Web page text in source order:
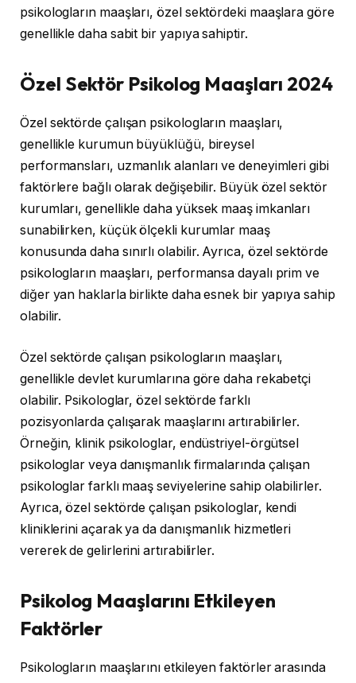
psikologların maaşları, özel sektördeki maaşlara göre
genellikle daha sabit bir yapıya sahiptir.
Özel Sektör Psikolog Maaşları 2024
Özel sektörde çalışan psikologların maaşları,
genellikle kurumun büyüklüğü, bireysel
performansları, uzmanlık alanları ve deneyimleri gibi
faktörlere bağlı olarak değişebilir. Büyük özel sektör
kurumları, genellikle daha yüksek maaş imkanları
sunabilirken, küçük ölçekli kurumlar maaş
konusunda daha sınırlı olabilir. Ayrıca, özel sektörde
psikologların maaşları, performansa dayalı prim ve
diğer yan haklarla birlikte daha esnek bir yapıya sahip
olabilir.
Özel sektörde çalışan psikologların maaşları,
genellikle devlet kurumlarına göre daha rekabetçi
olabilir. Psikologlar, özel sektörde farklı
pozisyonlarda çalışarak maaşlarını artırabilirler.
Örneğin, klinik psikologlar, endüstriyel-örgütsel
psikologlar veya danışmanlık firmalarında çalışan
psikologlar farklı maaş seviyelerine sahip olabilirler.
Ayrıca, özel sektörde çalışan psikologlar, kendi
kliniklerini açarak ya da danışmanlık hizmetleri
vererek de gelirlerini artırabilirler.
Psikolog Maaşlarını Etkileyen
Faktörler
Psikologların maaşlarını etkileyen faktörler arasında